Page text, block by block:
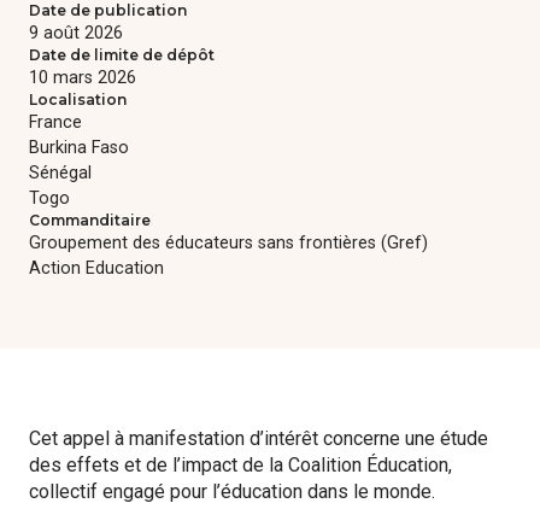
Études
Formations
Communautés de pratique
Expérimentations
Évènements
Date de publication
9 août 2026
Date de limite de dépôt
10 mars 2026
Localisation
France
Burkina Faso
Sénégal
Togo
Commanditaire
Groupement des éducateurs sans frontières (Gref)
Action Education
Cet appel à manifestation d’intérêt concerne une étude
des effets et de l’impact de la Coalition Éducation,
collectif engagé pour l’éducation dans le monde.